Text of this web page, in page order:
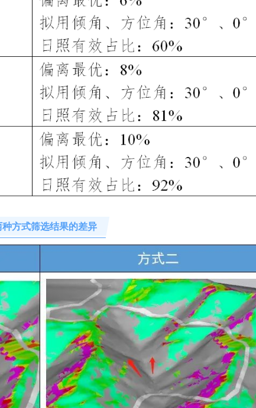
种方式筛选结果的差异